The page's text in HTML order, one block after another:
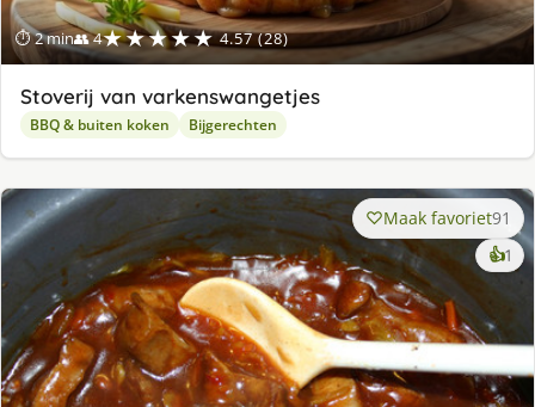
⏱ 2 min👥 4★★★★★ 4.57 (28)
Stoverij van varkenswangetjes
BBQ & buiten koken Bijgerechten
Maak favoriet91
👍1